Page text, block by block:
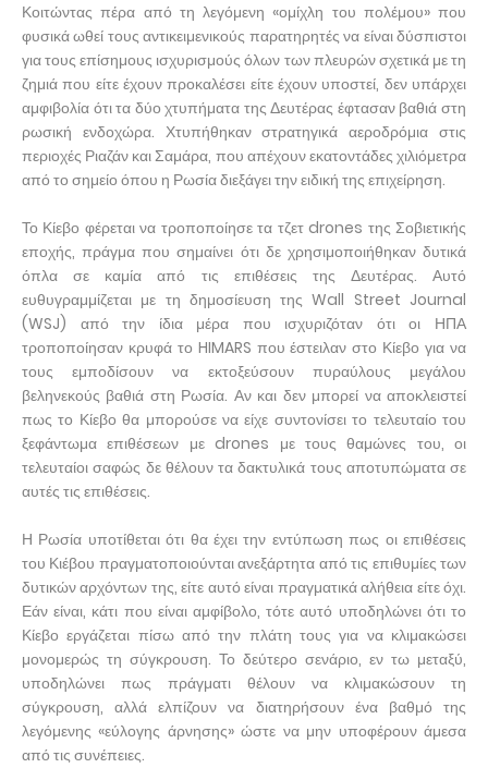
Κοιτώντας πέρα ​​από τη λεγόμενη «ομίχλη του πολέμου» που
φυσικά ωθεί τους αντικειμενικούς παρατηρητές να είναι δύσπιστοι
για τους επίσημους ισχυρισμούς όλων των πλευρών σχετικά με τη
ζημιά που είτε έχουν προκαλέσει είτε έχουν υποστεί, δεν υπάρχει
αμφιβολία ότι τα δύο χτυπήματα της Δευτέρας έφτασαν βαθιά στη
ρωσική ενδοχώρα. Χτυπήθηκαν στρατηγικά αεροδρόμια στις
περιοχές Ριαζάν και Σαμάρα, που απέχουν εκατοντάδες χιλιόμετρα
από το σημείο όπου η Ρωσία διεξάγει την ειδική της επιχείρηση.
Το Κίεβο φέρεται να τροποποίησε τα τζετ drones της Σοβιετικής
εποχής, πράγμα που σημαίνει ότι δε χρησιμοποιήθηκαν δυτικά
όπλα σε καμία από τις επιθέσεις της Δευτέρας. Αυτό
ευθυγραμμίζεται με τη δημοσίευση της Wall Street Journal
(WSJ) από την ίδια μέρα που ισχυριζόταν ότι οι ΗΠΑ
τροποποίησαν κρυφά το HIMARS που έστειλαν στο Κίεβο για να
τους εμποδίσουν να εκτοξεύσουν πυραύλους μεγάλου
βεληνεκούς βαθιά στη Ρωσία. Αν και δεν μπορεί να αποκλειστεί
πως το Κίεβο θα μπορούσε να είχε συντονίσει το τελευταίο του
ξεφάντωμα επιθέσεων με drones με τους θαμώνες του, οι
τελευταίοι σαφώς δε θέλουν τα δακτυλικά τους αποτυπώματα σε
αυτές τις επιθέσεις.
Η Ρωσία υποτίθεται ότι θα έχει την εντύπωση πως οι επιθέσεις
του Κιέβου πραγματοποιούνται ανεξάρτητα από τις επιθυμίες των
δυτικών αρχόντων της, είτε αυτό είναι πραγματικά αλήθεια είτε όχι.
Εάν είναι, κάτι που είναι αμφίβολο, τότε αυτό υποδηλώνει ότι το
Κίεβο εργάζεται πίσω από την πλάτη τους για να κλιμακώσει
μονομερώς τη σύγκρουση. Το δεύτερο σενάριο, εν τω μεταξύ,
υποδηλώνει πως πράγματι θέλουν να κλιμακώσουν τη
σύγκρουση, αλλά ελπίζουν να διατηρήσουν ένα βαθμό της
λεγόμενης «εύλογης άρνησης» ώστε να μην υποφέρουν άμεσα
από τις συνέπειες.